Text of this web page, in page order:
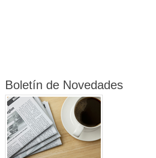
Boletín de Novedades